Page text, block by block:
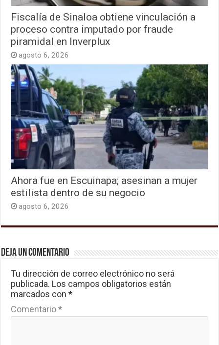
Fiscalía de Sinaloa obtiene vinculación a
proceso contra imputado por fraude
piramidal en Inverplux
agosto 6, 2026
Ahora fue en Escuinapa; asesinan a mujer
estilista dentro de su negocio
agosto 6, 2026
Deja un comentario
Tu dirección de correo electrónico no será
publicada. Los campos obligatorios están
marcados con*
Comentario*